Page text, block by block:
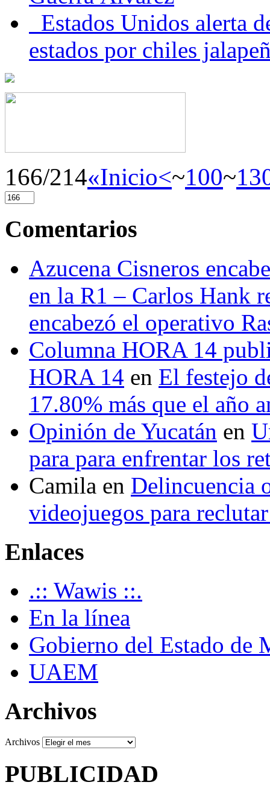
Estados Unidos alerta
estados por chiles
166/214«Inicio<~100~
Comentarios
Azucena Cisneros
en la R1 – Carlos Hank
encabezó el operativo
Columna HORA 14
HORA 14 en El festejo
17.80% más que el año
Opinión de Yucatán en
para para enfrentar los
Camila en Delincuencia
videojuegos para
Enlaces
.:: Wawis ::.
En la línea
Gobierno del Estado de
UAEM
Archivos
Archivos
PUBLICIDAD